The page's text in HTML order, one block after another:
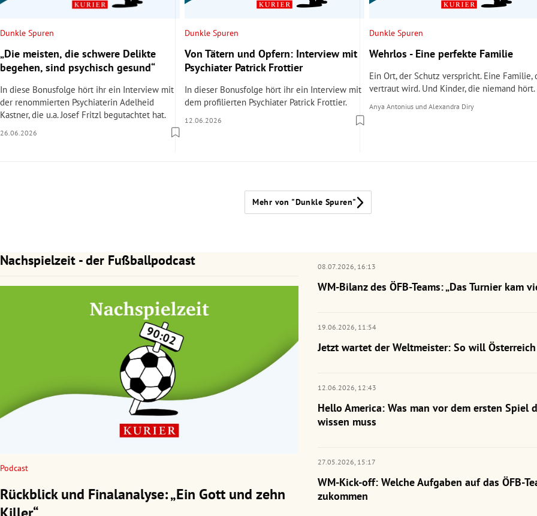
Dunkle Spuren
„Die meisten, die schwere Delikte
begehen, sind psychisch gesund“
In diese Bonusfolge hört ihr ein Interview mit
der renommierten Psychiaterin Adelheid
Kastner, die u.a. Josef Fritzl begutachtet hat.
26.06.2026
Dunkle Spuren
Von Tätern und Opfern: Interview mit
Psychiater Patrick Frottier
In dieser Bonusfolge hört ihr ein Interview mit
dem profilierten Psychiater Patrick Frottier.
12.06.2026
Dunkle Spuren
Wehrlos - Eine perfekte Familie
Ein Ort, der Schutz verspricht. Eine Familie,
vertraut wird. Und Kinder, die niemand hört.
Anya Antonius und Alexandra Diry
Mehr von "Dunkle Spuren"
Nachspielzeit - der Fußballpodcast
Podcast
Rückblick und Finalanalyse: „Ein Gott und zehn
08.07.2026, 16:13
WM-Bilanz des ÖFB-Teams: „Das Turnier kam
19.06.2026, 11:54
Jetzt wartet der Weltmeister: So will
12.06.2026, 12:43
Hello America: Was man vor dem ersten Spiel
wissen muss
27.05.2026, 15:17
WM-Kick-off: Welche Aufgaben auf das ÖFB-
zukommen